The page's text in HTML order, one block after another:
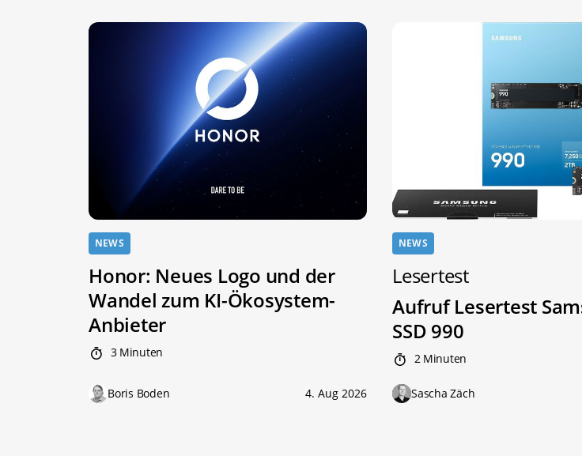
NEWS
Honor: Neues Logo und der
Wandel zum KI-Ökosystem-
Anbieter
3 Minuten
Boris Boden 4. Aug 2026
NEWS
Lesertest
Aufruf Lesertest
SSD 990
2 Minuten
Sascha Zäch